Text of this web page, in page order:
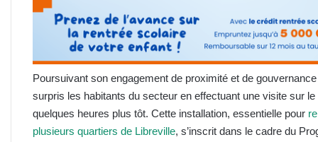
Poursuivant son engagement de proximité et de
surpris les habitants du secteur en effectuant une visite sur
quelques heures plus tôt. Cette installation, essentielle pour
plusieurs quartiers de Libreville, s’inscrit dans le cadre du